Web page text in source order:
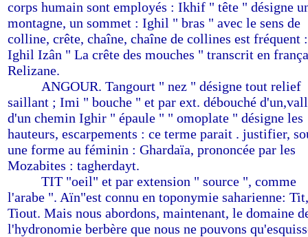
corps humain sont employés : Ikhif " tête " désigne
montagne, un sommet : Ighil " bras " avec le sens de
colline, crête, chaîne, chaîne de collines est fréquent :
Ighil Izân " La crête des mouches " transcrit en
Relizane.
ANGOUR. Tangourt " nez " désigne tout relief
saillant ; Imi " bouche " et par ext. débouché
d'un chemin Ighir " épaule " " omoplate " désigne les
hauteurs, escarpements : ce terme parait . justifier,
une forme au féminin : Ghardaïa, prononcée par les
Mozabites : tagherdayt.
TIT "oeil" et par extension " source ", comme
l'arabe ". Aïn"est connu en toponymie saharienne: Tit,
Tiout. Mais nous abordons, maintenant, le domaine
l'hydronomie berbère que nous ne pouvons